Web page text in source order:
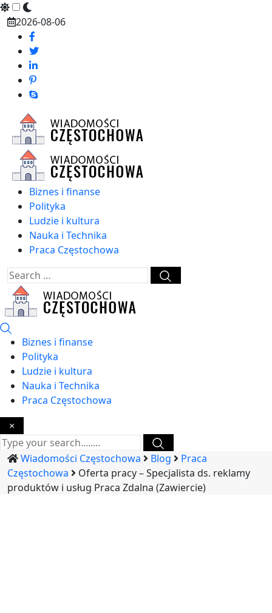
Skip
content
2026-08-06
Biznes i finanse
Polityka
Ludzie i kultura
Nauka i Technika
Praca Częstochowa
Biznes i finanse
Polityka
Ludzie i kultura
Nauka i Technika
Praca Częstochowa
×
Wiadomości Częstochowa Blog
Praca
Częstochowa
Oferta pracy – Specjalista ds. reklamy
produktów i usług Praca Zdalna (Zawiercie)